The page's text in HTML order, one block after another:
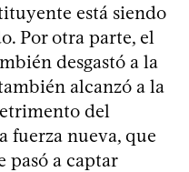
está siendo
Por otra parte, el
desgastó a la
alcanzó a la
del
fuerza nueva, que
pasó a captar